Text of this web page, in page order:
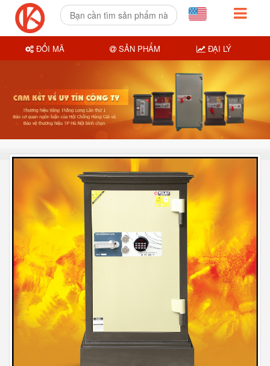
ĐỔI MÃ SẢN PHẨM ĐẠI LÝ